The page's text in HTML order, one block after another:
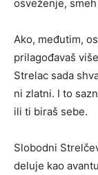
osveženje,
Ako, međutim,
prilagođavaš
Strelac sada
ni zlatni. I to
ili ti biraš sebe.
Slobodni
deluje kao